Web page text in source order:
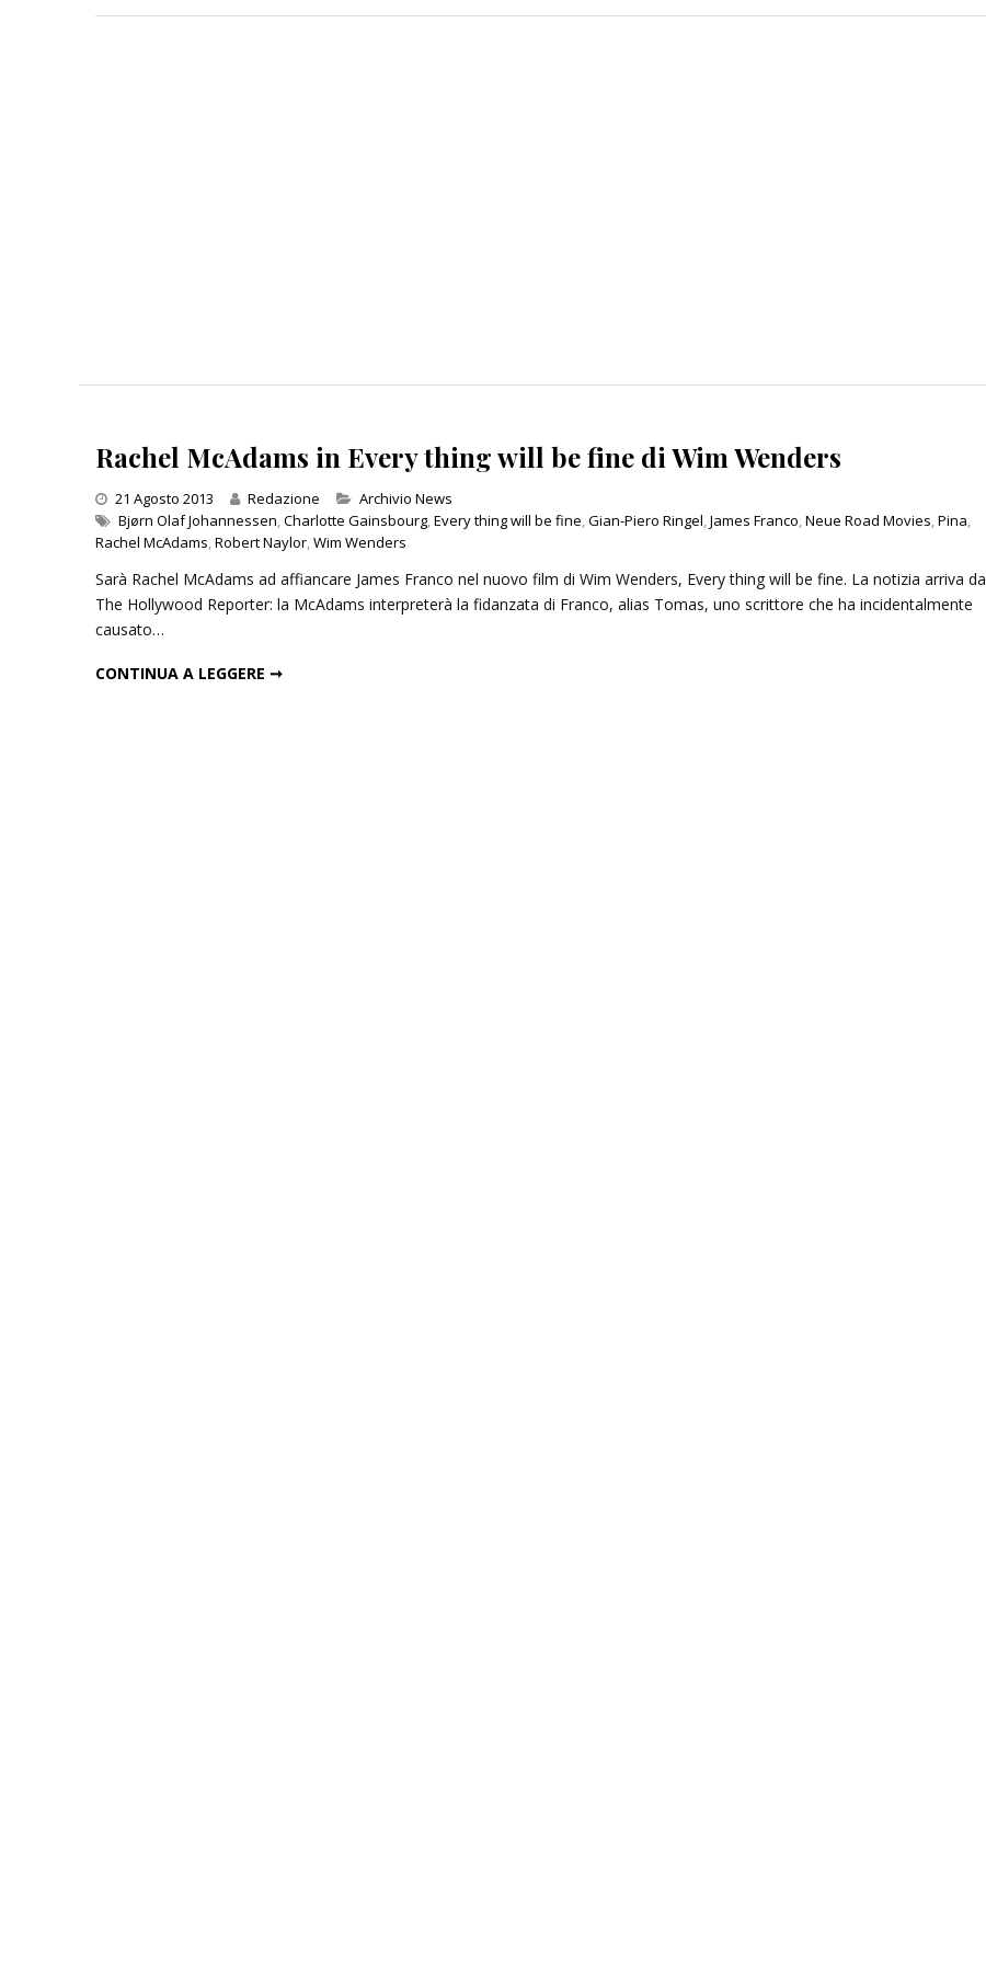
Rachel McAdams in Every thing will be fine di Wim Wenders
21 Agosto 2013 Redazione Categories
Archivio News
Bjørn Olaf Johannessen,Charlotte Gainsbourg,Every thing will be fine,Gian-Piero Ringel,James Franco,Neue Road Movies,Pina,
Rachel McAdams,Robert Naylor,Wim Wenders
Sarà Rachel McAdams ad affiancare James Franco nel nuovo film di Wim Wenders, Every thing will be fine. La notizia arriva da
The Hollywood Reporter: la McAdams interpreterà la fidanzata di Franco, alias Tomas, uno scrittore che ha incidentalmente
causato…
CONTINUA A LEGGERE ➞